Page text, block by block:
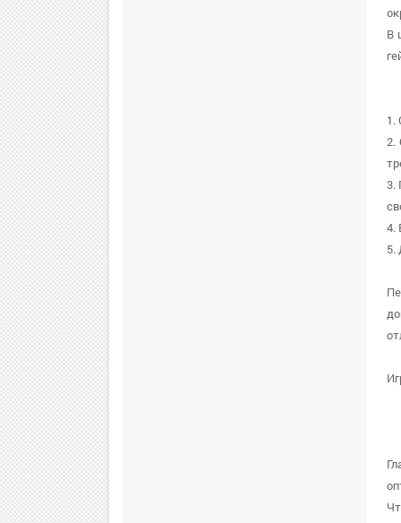
В
1.
2.
3.
4.
5.